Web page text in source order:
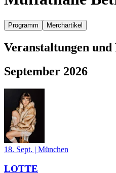
Programm Merchartikel
Veranstaltungen und
September 2026
18. Sept. | München
LOTTE